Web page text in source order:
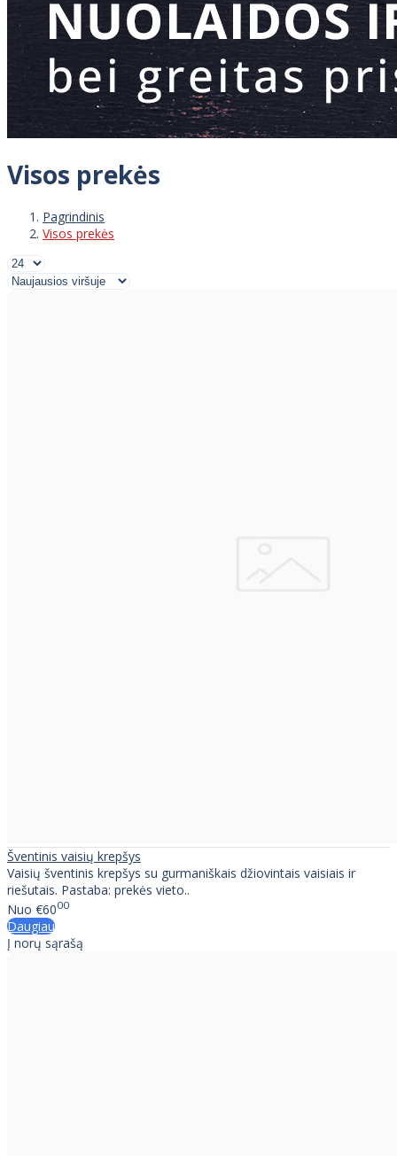
Visos prekės
Pagrindinis
Visos prekės
Šventinis vaisių krepšys
Vaisių šventinis krepšys su gurmaniškais džiovintais vaisiais ir
riešutais. Pastaba: prekės vieto..
Nuo €6000
Daugiau
Į norų sąrašą